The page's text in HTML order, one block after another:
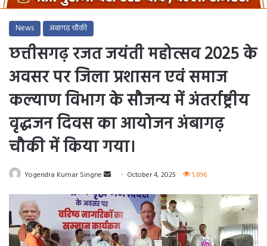
News अंबागढ़ चौकी
छत्तीसगढ़ रजत जयंती महोत्सव 2025 के
अवसर पर जिला प्रशासन एवं समाज
कल्याण विभाग के सौजन्य में अंतर्राष्ट्रीय
वृद्धजन दिवस का आयोजन अंबागढ़
चौकी में किया गया।
Yogendra Kumar Singne
Send October 4, 2025 1,896